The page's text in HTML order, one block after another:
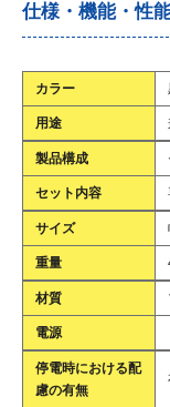
仕様・機能・性
カラー
用途
製品構成
セット内容
サイズ
重量
材質
電源
停電時における配
慮の有無